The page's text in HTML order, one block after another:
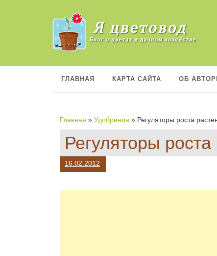
ГЛАВНАЯ КАРТА САЙТА ОБ
Главная » Удобрения » Регуляторы роста
Регуляторы роста
16.02.2012